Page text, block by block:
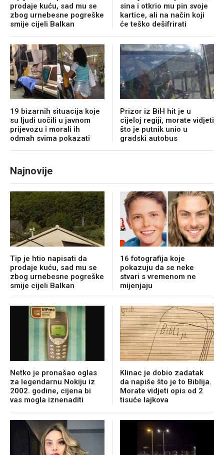
prodaje kuću, sad mu se
zbog urnebesne pogreške
smije cijeli Balkan
sina i otkrio mu pin svoje
kartice, ali na način koji
će teško dešifrirati
19 bizarnih situacija koje
su ljudi uočili u javnom
prijevozu i morali ih
odmah svima pokazati
Prizor iz BiH hit je u
cijeloj regiji, morate vidjeti
što je putnik unio u
gradski autobus
Najnovije
Tip je htio napisati da
prodaje kuću, sad mu se
zbog urnebesne pogreške
smije cijeli Balkan
16 fotografija koje
pokazuju da se neke
stvari s vremenom ne
mijenjaju
Netko je pronašao oglas
za legendarnu Nokiju iz
2002. godine, cijena bi
vas mogla iznenaditi
Klinac je dobio zadatak
da napiše što je to Biblija.
Morate vidjeti opis od 2
tisuće lajkova